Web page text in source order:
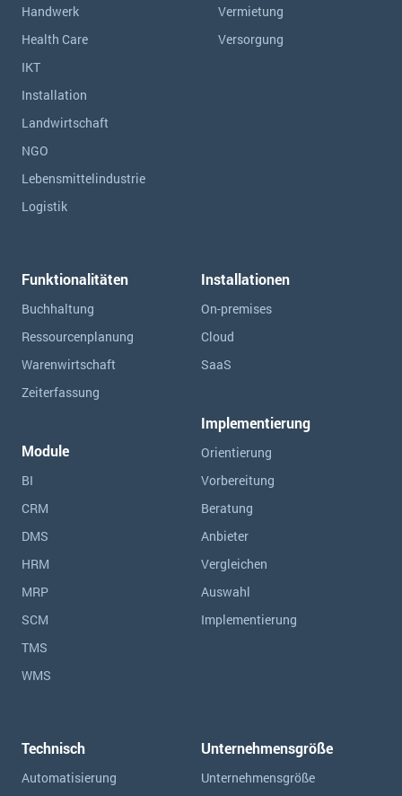
Handwerk
Health Care
IKT
Installation
Landwirtschaft
NGO
Lebensmittelindustrie
Logistik
Vermietung
Versorgung
Funktionalitäten
Buchhaltung
Ressourcen­planung
Warenwirtschaft
Zeiterfassung
Module
BI
CRM
DMS
HRM
MRP
SCM
TMS
WMS
Installationen
On-premises
Cloud
SaaS
Implementierung
Orientierung
Vorbereitung
Beratung
Anbieter
Vergleichen
Auswahl
Implementierung
Technisch
Automatisierung
Unternehmensgröße
Unternehmensgröße